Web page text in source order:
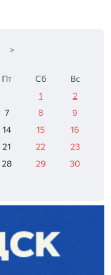
>
Пт Сб
Вс
1
2
7 8
9
14 15
16
21 22
23
28 29
30